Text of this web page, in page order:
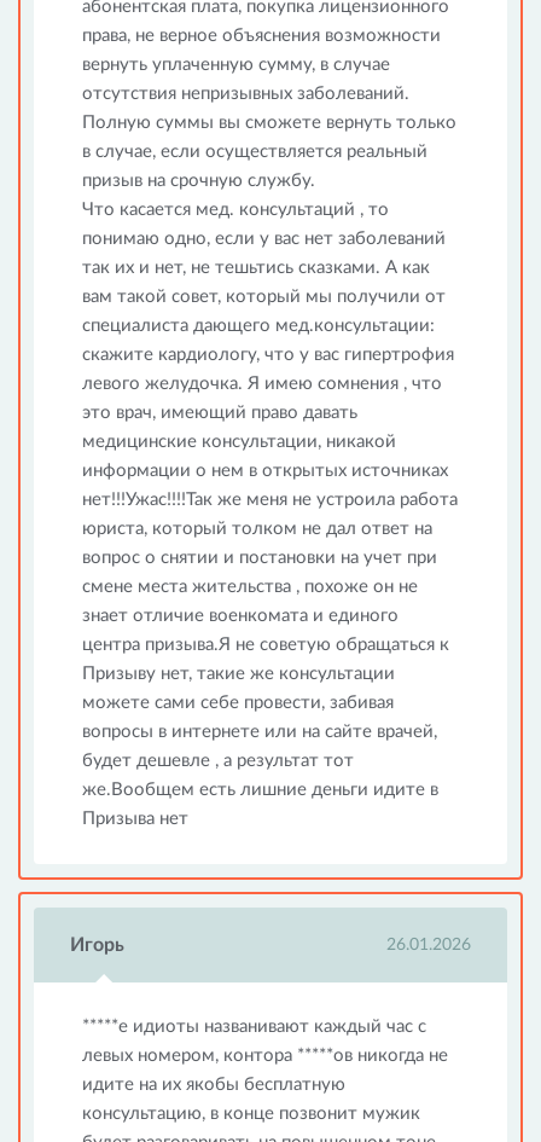
абонентская плата, покупка лицензионного
права, не верное объяснения возможности
вернуть уплаченную сумму, в случае
отсутствия непризывных заболеваний.
Полную суммы вы сможете вернуть только
в случае, если осуществляется реальный
призыв на срочную службу.
Что касается мед. консультаций , то
понимаю одно, если у вас нет заболеваний
так их и нет, не тешьтись сказками. А как
вам такой совет, который мы получили от
специалиста дающего мед.консультации:
скажите кардиологу, что у вас гипертрофия
левого желудочка. Я имею сомнения , что
это врач, имеющий право давать
медицинские консультации, никакой
информации о нем в открытых источниках
нет!!!Ужас!!!!Так же меня не устроила работа
юриста, который толком не дал ответ на
вопрос о снятии и постановки на учет при
смене места жительства , похоже он не
знает отличие военкомата и единого
центра призыва.Я не советую обращаться к
Призыву нет, такие же консультации
можете сами себе провести, забивая
вопросы в интернете или на сайте врачей,
будет дешевле , а результат тот
же.Вообщем есть лишние деньги идите в
Призыва нет
Игорь 26.01.2026
*****е идиоты названивают каждый час с
левых номером, контора *****ов никогда не
идите на их якобы бесплатную
консультацию, в конце позвонит мужик